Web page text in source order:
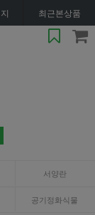
최근본상품
서양란
공기정화식물